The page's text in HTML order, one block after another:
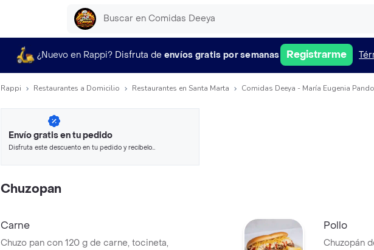
¿Nuevo en Rappi? Disfruta de envíos gratis por semanas Registrarme
Rappi Restaurantes a Domicilio Restaurantes en Santa Marta Comidas Deeya - María Eugenia
Envío gratis en tu pedido
Disfruta este descuento en tu pedido y recíbelo
Chuzopan
Carne
Chuzo pan con 120 g de carne, tocineta,
Pollo
Chuzopán